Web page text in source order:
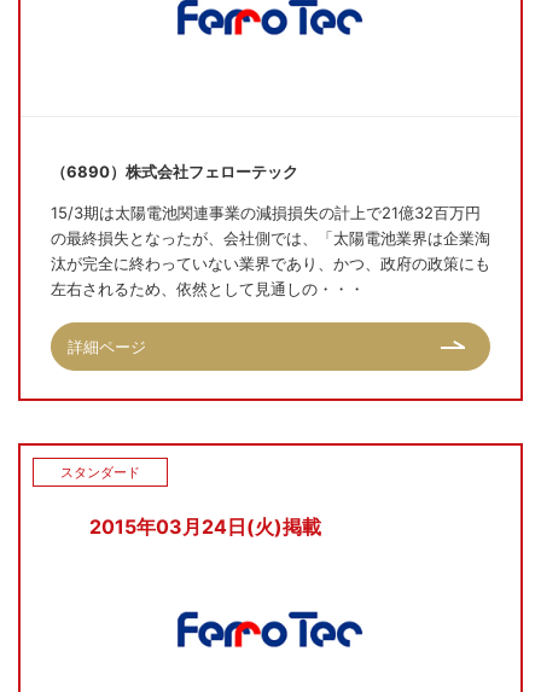
（6890）株式会社フェローテック
15/3期は太陽電池関連事業の減損損失の計上で21億32百万円
の最終損失となったが、会社側では、「太陽電池業界は企業淘
汰が完全に終わっていない業界であり、かつ、政府の政策にも
左右されるため、依然として見通しの・・・
詳細ページ
2015年03月24日(火)掲載
スタンダード